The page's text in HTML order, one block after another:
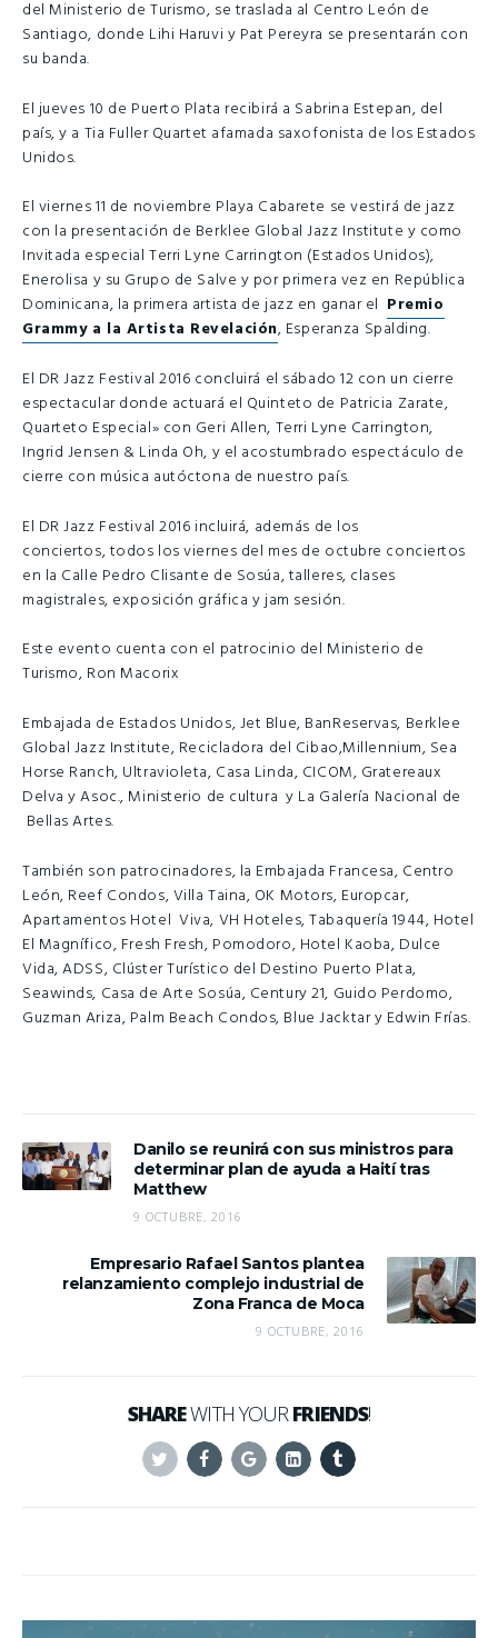
del Ministerio de Turismo, se traslada al Centro León de
Santiago, donde Lihi Haruvi y Pat Pereyra se presentarán con
su banda.
El jueves 10 de Puerto Plata recibirá a Sabrina Estepan, del
país, y a Tia Fuller Quartet afamada saxofonista de los Estados
Unidos.
El viernes 11 de noviembre Playa Cabarete se vestirá de jazz
con la presentación de Berklee Global Jazz Institute y como
Invitada especial Terri Lyne Carrington (Estados Unidos),
Enerolisa y su Grupo de Salve y por primera vez en República
Dominicana, la primera artista de jazz en ganar el Premio
Grammy a la Artista Revelación, Esperanza Spalding.
El DR Jazz Festival 2016 concluirá el sábado 12 con un cierre
espectacular donde actuará el Quinteto de Patricia Zarate,
Quarteto Especial» con Geri Allen, Terri Lyne Carrington,
Ingrid Jensen & Linda Oh, y el acostumbrado espectáculo de
cierre con música autóctona de nuestro país.
El DR Jazz Festival 2016 incluirá, además de los
conciertos, todos los viernes del mes de octubre conciertos
en la Calle Pedro Clisante de Sosúa, talleres, clases
magistrales, exposición gráfica y jam sesión.
Este evento cuenta con el patrocinio del Ministerio de
Turismo, Ron Macorix
Embajada de Estados Unidos, Jet Blue, BanReservas, Berklee
Global Jazz Institute, Recicladora del Cibao,Millennium, Sea
Horse Ranch, Ultravioleta, Casa Linda, CICOM, Gratereaux
Delva y Asoc., Ministerio de cultura y La Galería Nacional de
Bellas Artes.
También son patrocinadores, la Embajada Francesa, Centro
León, Reef Condos, Villa Taina, OK Motors, Europcar,
Apartamentos Hotel Viva, VH Hoteles, Tabaquería 1944, Hotel
El Magnífico, Fresh Fresh, Pomodoro, Hotel Kaoba, Dulce
Vida, ADSS, Clúster Turístico del Destino Puerto Plata,
Seawinds, Casa de Arte Sosúa, Century 21, Guido Perdomo,
Guzman Ariza, Palm Beach Condos, Blue Jacktar y Edwin Frías.
Danilo se reunirá con sus ministros para
determinar plan de ayuda a Haití tras
Matthew
9 OCTUBRE, 2016
Empresario Rafael Santos plantea
relanzamiento complejo industrial de
Zona Franca de Moca
9 OCTUBRE, 2016
SHAREWITH YOURFRIENDS!